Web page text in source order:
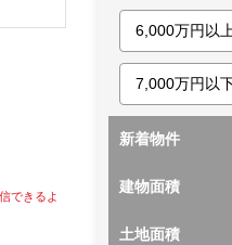
できるよ
新着物件
建物面積
土地面積